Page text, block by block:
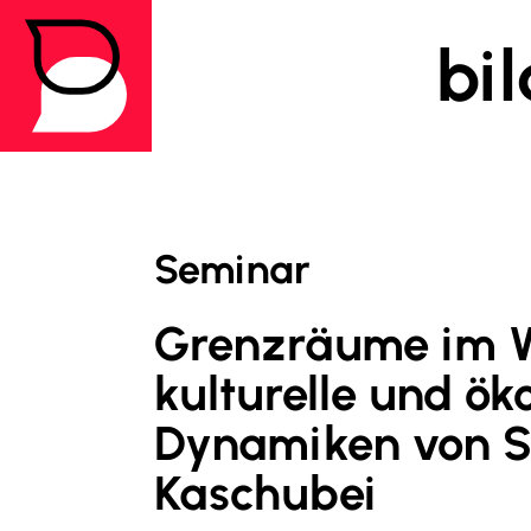
Meine
Um alle
Ende der
Seminar
Grenzräume im
kulturelle und
Dynamiken von
Kaschubei